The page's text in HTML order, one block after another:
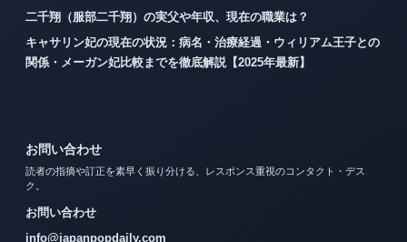
二千翔（服部二千翔）の実父や年収、現在の職業は？
キャサリン妃の現在の状況：病名・治療経過・ウィリアム王子との
関係・メーガン妃比較までを徹底解説【2025年最新】
お問い合わせ
読者の指摘や訂正を素早く振り分ける、レスポンス重視のコンタクト・デス
ク。
お問い合わせ
info@japanpopdaily.com